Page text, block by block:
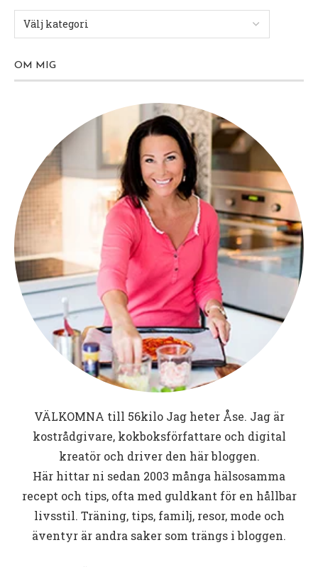
OM MIG
VÄLKOMNA till 56kiloJag heter Åse. Jag är
kostrådgivare, kokboksförfattare och digital
kreatör och driver den här bloggen.
Här hittar ni sedan 2003 många hälsosamma
recept och tips, ofta med guldkant för en hållbar
livsstil. Träning, tips, familj, resor, mode och
äventyr är andra saker som trängs i bloggen.